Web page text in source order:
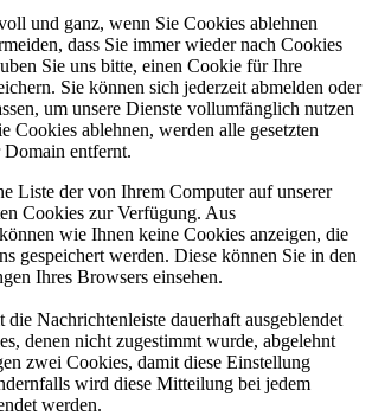
und ganz, wenn Sie Cookies ablehnen
dass Sie immer wieder nach Cookies
Sie uns bitte, einen Cookie für Ihre
Sie können sich jederzeit abmelden oder
um unsere Dienste vollumfänglich nutzen
Cookies ablehnen, werden alle gesetzten
entfernt.
Liste der von Ihrem Computer auf unserer
Cookies zur Verfügung. Aus
wie Ihnen keine Cookies anzeigen, die
gespeichert werden. Diese können Sie in den
Ihres Browsers einsehen.
Nachrichtenleiste dauerhaft ausgeblendet
denen nicht zugestimmt wurde, abgelehnt
zwei Cookies, damit diese Einstellung
wird diese Mitteilung bei jedem
werden.